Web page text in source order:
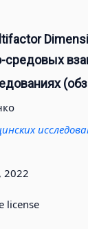
средовых
2022
license